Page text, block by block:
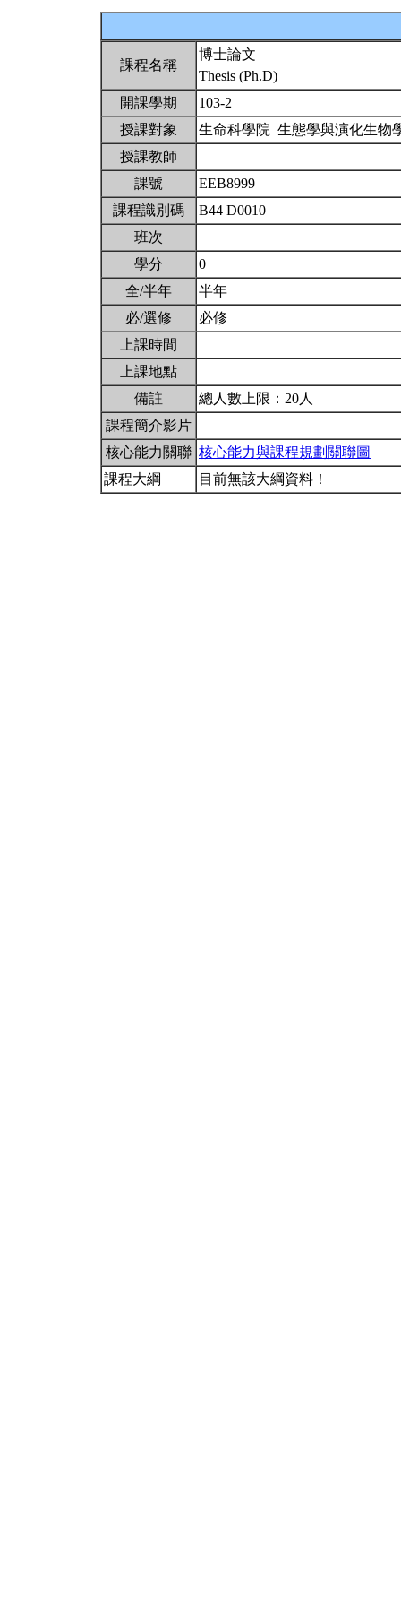
課程名稱
博士論文
Thesis (Ph.D)
開課學期
103-2
授課對象
生命科學院 生態學與演化生物
授課教師
課號
EEB8999
課程識別碼
B44 D0010
班次
學分
0
全/半年
半年
必/選修
必修
上課時間
上課地點
備註
總人數上限：20人
課程簡介影片
核心能力關聯 核心能力與課程規劃關聯圖
課程大綱
目前無該大綱資料！